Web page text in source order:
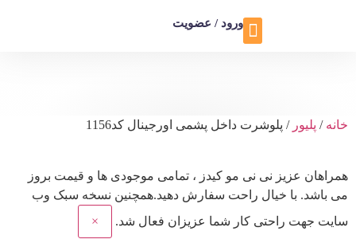
ورود / عضویت
خانه / پلیور / پلوشرت داخل پشمی اورجینال کد1156
همراهان عزیز نی نی مو کیدز ، تمامی موجودی ها و قیمت بروز
می باشد. با خیال راحت سفارش دهید.همچنین نسخه سبک وب
سایت جهت راحتی کار شما عزیزان فعال شد.
×